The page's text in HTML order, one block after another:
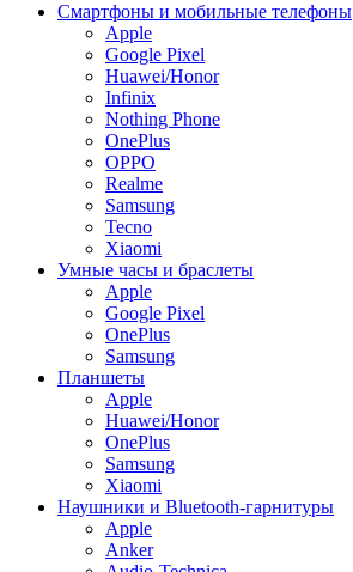
Смартфоны и мобильные телефоны
Apple
Google Pixel
Huawei/Honor
Infinix
Nothing Phone
OnePlus
OPPO
Realme
Samsung
Tecno
Xiaomi
Умные часы и браслеты
Apple
Google Pixel
OnePlus
Samsung
Планшеты
Apple
Huawei/Honor
OnePlus
Samsung
Xiaomi
Наушники и Bluetooth-гарнитуры
Apple
Anker